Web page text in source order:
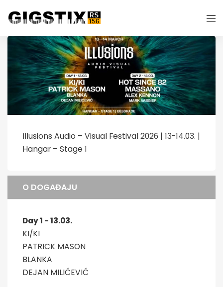
Illusions Audio – Visual Festival 2026 | 13-14.03. |
Hangar – Stage 1
O DOGAĐAJU
Day 1 - 13.03.
KI/KI
PATRICK MASON
BLANKA
DEJAN MILIĆEVIĆ